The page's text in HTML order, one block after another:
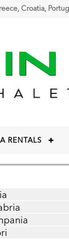
Croatia,
RENTALS